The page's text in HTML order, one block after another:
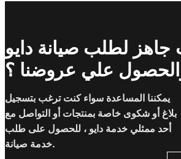
لطلب صيانة دايو
علي عروضنا ؟
يمكننا المساعدة سواء كنت ترغب بتسجيل
بلاغ أو شكوى خاصة بمنتجات أو التواصل مع
أحد ممثلي خدمة دايو ، للحصول على طلب
خدمة صيانة.